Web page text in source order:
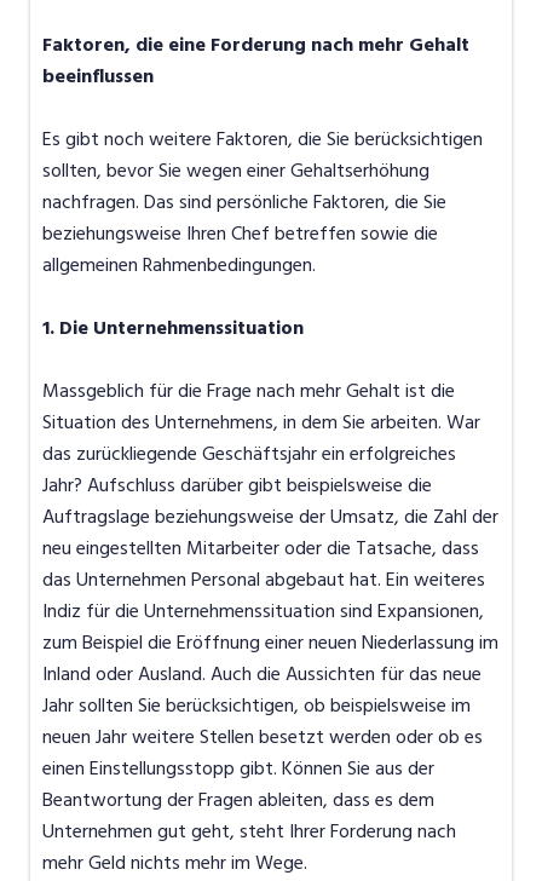
Faktoren, die eine Forderung nach mehr Gehalt
beeinflussen
Es gibt noch weitere Faktoren, die Sie berücksichtigen
sollten, bevor Sie wegen einer Gehaltserhöhung
nachfragen. Das sind persönliche Faktoren, die Sie
beziehungsweise Ihren Chef betreffen sowie die
allgemeinen Rahmenbedingungen.
1. Die Unternehmenssituation
Massgeblich für die Frage nach mehr Gehalt ist die
Situation des Unternehmens, in dem Sie arbeiten. War
das zurückliegende Geschäftsjahr ein erfolgreiches
Jahr? Aufschluss darüber gibt beispielsweise die
Auftragslage beziehungsweise der Umsatz, die Zahl der
neu eingestellten Mitarbeiter oder die Tatsache, dass
das Unternehmen Personal abgebaut hat. Ein weiteres
Indiz für die Unternehmenssituation sind Expansionen,
zum Beispiel die Eröffnung einer neuen Niederlassung im
Inland oder Ausland. Auch die Aussichten für das neue
Jahr sollten Sie berücksichtigen, ob beispielsweise im
neuen Jahr weitere Stellen besetzt werden oder ob es
einen Einstellungsstopp gibt. Können Sie aus der
Beantwortung der Fragen ableiten, dass es dem
Unternehmen gut geht, steht Ihrer Forderung nach
mehr Geld nichts mehr im Wege.